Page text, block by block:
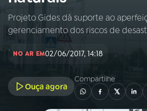
AO VIVO
INÍCIO
A RÁDIO
Projeto Gides dá suporte ao
gerenciamento dos riscos de
NO AR EM02/06/2017, 14:18
Ouça agora
Compartilhe